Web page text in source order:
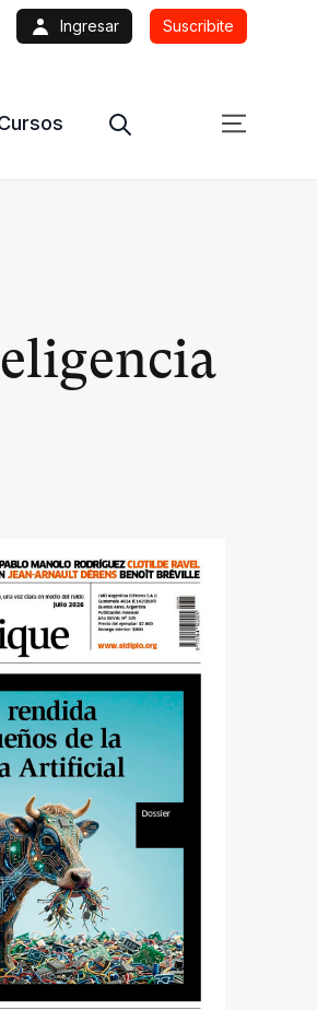
Ingresar Suscribite